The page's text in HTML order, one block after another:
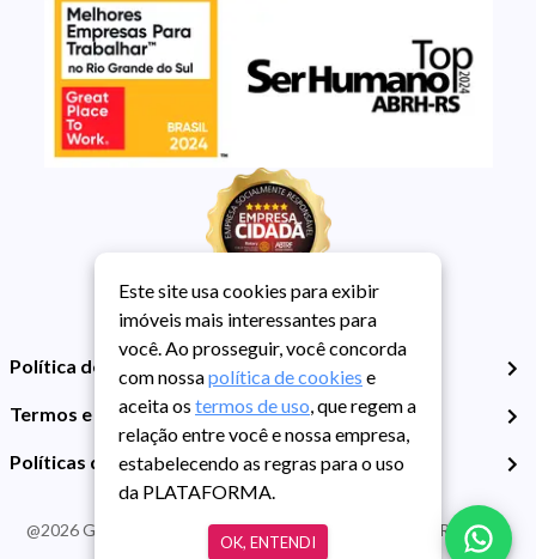
Política de Privacidade
Termos e Condições de Uso
Políticas de Cookies
@2026Guarida Imóvel. Todos os direitos reservados. CRECI RS -
413J | CNPJ Guarida: 89.398.606/0001-30
Este site usa cookies para exibir
imóveis mais interessantes para
você. Ao prosseguir, você concorda
com nossapolítica de cookies e
aceita os termos de uso, que regem a
relação entre você e nossa empresa,
estabelecendo as regras para o uso
da PLATAFORMA.
OK, ENTENDI